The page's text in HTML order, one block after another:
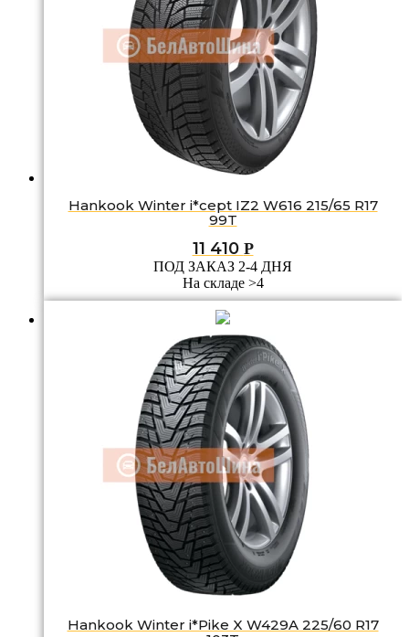
Hankook Winter i*cept IZ2 W616 215/65 R17
99T
11 410 Р
ПОД ЗАКАЗ 2-4 ДНЯ
На складе >4
Hankook Winter i*Pike X W429A 225/60 R17